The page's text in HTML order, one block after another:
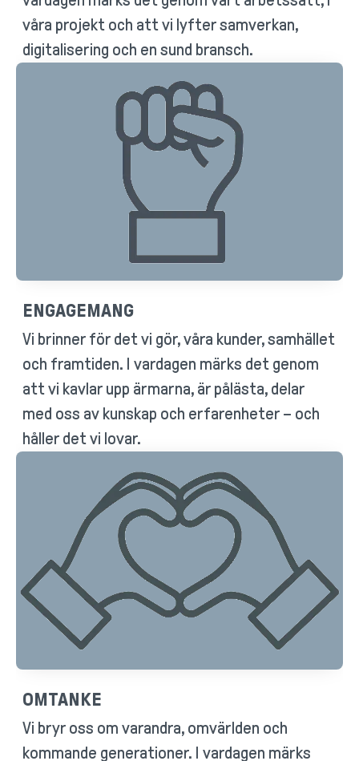
våra projekt och att vi lyfter samverkan,
digitalisering och en sund bransch.
ENGAGEMANG
Vi brinner för det vi gör, våra kunder, samhället
och framtiden. I vardagen märks det genom
att vi kavlar upp ärmarna, är pålästa, delar
med oss av kunskap och erfarenheter – och
håller det vi lovar.
OMTANKE
Vi bryr oss om varandra, omvärlden och
kommande generationer. I vardagen märks